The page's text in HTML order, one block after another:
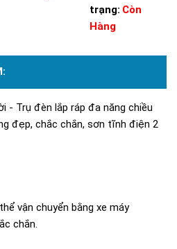
trạng: Còn
Hàng
- Trụ đèn lắp ráp đa năng chiều
đẹp, chắc chắn, sơn tĩnh điện 2
vận chuyển bằng xe máy
chắn.